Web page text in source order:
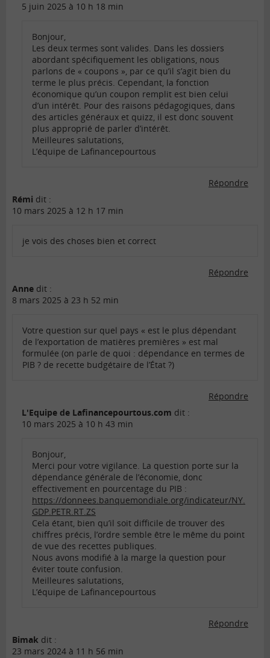
5 juin 2025 à 10 h 18 min
Bonjour,
Les deux termes sont valides. Dans les dossiers
abordant spécifiquement les obligations, nous
parlons de « coupons », par ce qu’il s’agit bien du
terme le plus précis. Cependant, la fonction
économique qu’un coupon remplit est bien celui
d’un intérêt. Pour des raisons pédagogiques, dans
des articles généraux et quizz, il est donc souvent
plus approprié de parler d’intérêt.
Meilleures salutations,
L’équipe de Lafinancepourtous
Répondre
Rémi dit :
10 mars 2025 à 12 h 17 min
je vois des choses bien et correct
Répondre
Anne dit :
8 mars 2025 à 23 h 52 min
Votre question sur quel pays « est le plus dépendant
de l’exportation de matières premières » est mal
formulée (on parle de quoi : dépendance en termes de
PIB ? de recette budgétaire de l’État ?)
Répondre
L'Equipe de Lafinancepourtous.com dit :
10 mars 2025 à 10 h 43 min
Bonjour,
Merci pour votre vigilance. La question porte sur la
dépendance générale de l’économie, donc
effectivement en pourcentage du PIB :
https://donnees.banquemondiale.org/indicateur/NY.
GDP.PETR.RT.ZS
Cela étant, bien qu’il soit difficile de trouver des
chiffres précis, l’ordre semble être le même du point
de vue des recettes publiques.
Nous avons modifié à la marge la question pour
éviter toute confusion.
Meilleures salutations,
L’équipe de Lafinancepourtous
Répondre
Bimak dit :
23 mars 2024 à 11 h 56 min